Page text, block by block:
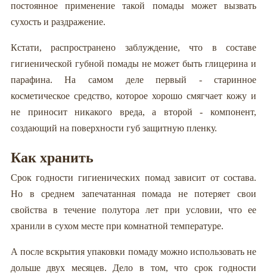
постоянное применение такой помады может вызвать
сухость и раздражение.
Кстати, распространено заблуждение, что в составе
гигиенической губной помады не может быть глицерина и
парафина. На самом деле первый - старинное
косметическое средство, которое хорошо смягчает кожу и
не приносит никакого вреда, а второй - компонент,
создающий на поверхности губ защитную пленку.
Как хранить
Срок годности гигиенических помад зависит от состава.
Но в среднем запечатанная помада не потеряет свои
свойства в течение полутора лет при условии, что ее
хранили в сухом месте при комнатной температуре.
А после вскрытия упаковки помаду можно использовать не
дольше двух месяцев. Дело в том, что срок годности